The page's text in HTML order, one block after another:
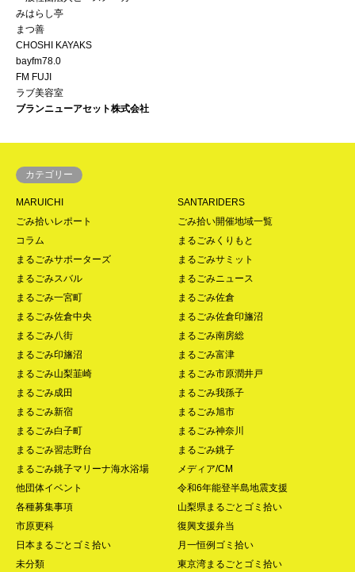
みはらし亭
まつ善
CHOSHI KAYAKS
bayfm78.0
FM FUJI
ラブ美容室
ブランニューアセット株式会社
カテゴリー
MARUICHI
SANTARIDERS
ごみ拾いレポート
ごみ拾い開催地域一覧
コラム
まるごみくりもと
まるごみサポーターズ
まるごみサミット
まるごみスバル
まるごみニュース
まるごみ一宮町
まるごみ佐倉
まるごみ佐倉中央
まるごみ佐倉印旛沼
まるごみ八街
まるごみ南房総
まるごみ印旛沼
まるごみ富津
まるごみ山梨韮崎
まるごみ市原潤井戸
まるごみ成田
まるごみ我孫子
まるごみ新宿
まるごみ旭市
まるごみ白子町
まるごみ神奈川
まるごみ習志野台
まるごみ銚子
まるごみ銚子マリーナ海水浴場
メディア/CM
他団体イベント
令和6年能登半島地震支援
各種募集事項
山梨県まるごとゴミ拾い
市原更科
復興支援弁当
日本まるごとゴミ拾い
月一恒例ゴミ拾い
未分類
東京湾まるごとゴミ拾い